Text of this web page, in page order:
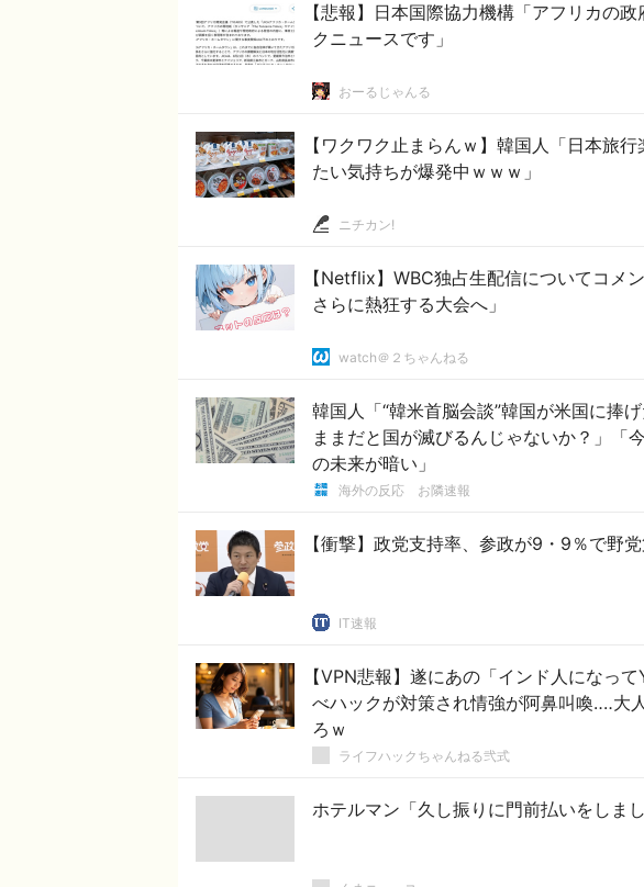
【悲報】日本国際協力機構「アフリカの
クニュースです」
おーるじゃんる
【ワクワク止まらんｗ】韓国人「日本旅
たい気持ちが爆発中ｗｗｗ」
ニチカン!
【Netflix】WBC独占生配信についてコメ
さらに熱狂する大会へ」
watch＠２ちゃんねる
韓国人「“韓米首脳会談”韓国が米国に捧
ままだと国が滅びるんじゃないか？」「
の未来が暗い」
海外の反応 お隣速報
【衝撃】政党支持率、参政が9・9％で野
IT速報
【VPN悲報】遂にあの「インド人になっ
べハックが対策され情強が阿鼻叫喚‥‥大
ろｗ
ライフハックちゃんねる弐式
ホテルマン「久し振りに門前払いをしまし